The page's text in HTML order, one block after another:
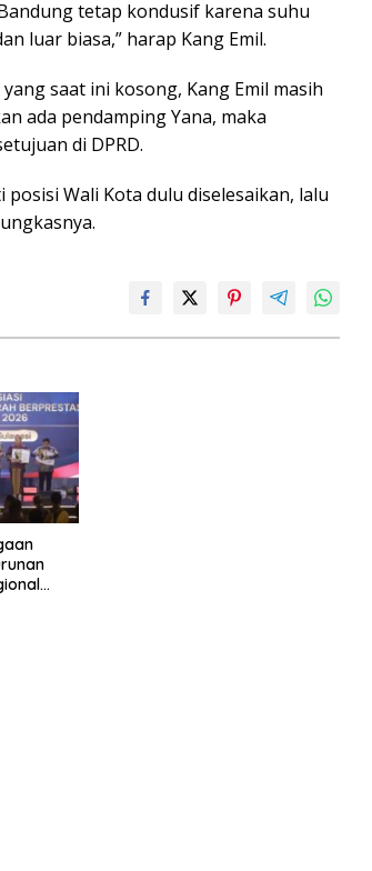
tetap kondusif karena suhu
luar biasa,” harap Kang Emil.
saat ini kosong, Kang Emil masih
ada pendamping Yana, maka
di DPRD.
Wali Kota dulu diselesaikan, lalu